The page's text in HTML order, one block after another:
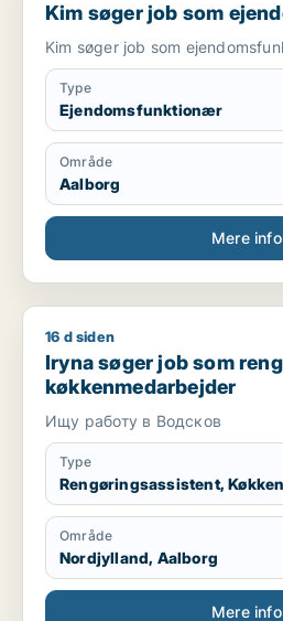
Kim søger job som
Kim søger job som
Type
Ejendomsfunktionær
Område
Aalborg
Mere info
Iryna søger job som
16 d siden
Iryna søger job som
køkkenmedarbejder
Ищу работу в Водсков
Type
Rengøringsassistent,
Område
Nordjylland, Aalborg
Mere info